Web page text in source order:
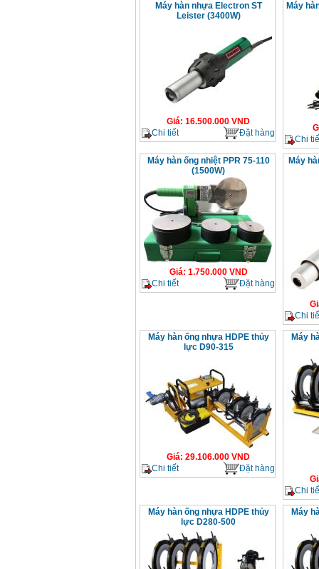
Máy hàn nhựa Electron ST
Leister (3400W)
Giá: 16.500.000 VND
Chi tiết
Đặt hàng
Máy
Chi
Máy hàn ống nhiệt PPR 75-110
(1500W)
Giá: 1.750.000VND
Chi tiết
Đặt hàng
Máy
Chi
Máy hàn ống nhựa HDPE thủy
lực D90-315
Giá: 29.106.000 VND
Chi tiết
Đặt hàng
Máy
Chi
Máy hàn ống nhựa HDPE thủy
lực D280-500
Máy